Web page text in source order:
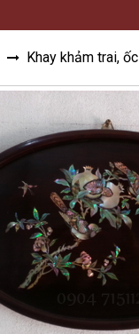
Khay khảm trai, ốc